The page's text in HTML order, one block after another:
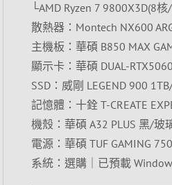
└AMD Ryzen 7 9800X3D(8
散熱器：Montech NX600
主機板：華碩 B850 MAX
顯示卡：華碩 DUAL-
SSD：威剛 LEGEND 900
記憶體：十銓 T-CREATE
機殼：華碩 A32 PLUS 黑/玻
電源：華碩 TUF GAMING
系統：選購｜已預載